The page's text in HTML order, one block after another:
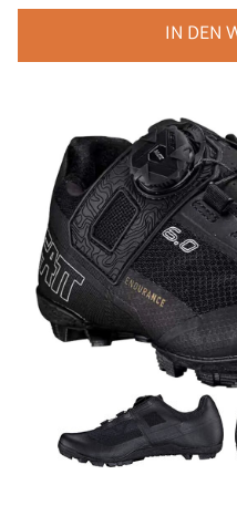
IN DEN